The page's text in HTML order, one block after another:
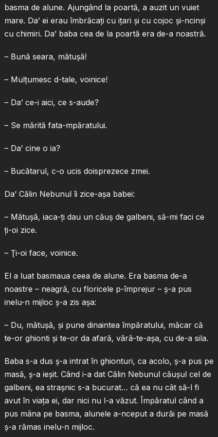
basma de alune. Ajungând la poartă, a auzit un vuiet
mare. Da’ ei erau îmbrăcaţi cu iţari şi cu cojoc şi-ncinşi
cu chimiri. Da’ baba cea de la poartă era de-a noastră.
– Bună seara, mătuşă!
– Mulţumesc d-tale, voinice!
– Da’ ce-i aici, ce s-aude?
– Se mărită fata-mpăratului.
– Da’ cine o ia?
– Bucătarul, c-o ucis doisprezece zmei.
Da’ Călin Nebunul îi zice-aşa babei:
– Mătuşă, iaca-ţi dau un căuş de galbeni, să-mi faci ce
ţi-oi zice.
– Ţi-oi face, voinice.
El a luat basmaua ceea de alune. Era basma de-a
noastre – neagră, cu floricele p-împrejur – ş-a pus
inelu-n mijloc ş-a zis aşa:
– Du, mătuşă, şi pune dinaintea împăratului, măcar că
te-or ghionti şi te-or da afară, vârâ-te-aşa, cu de-a sila.
Baba s-a dus ş-a intrat în ghionturi, ca acolo, ş-a pus pe
masă, ş-a ieşit. Când i-a dat Călin Nebunul căuşul cel de
galbeni, ea straşnic s-a bucurat… că ea nu cât să-l fi
avut în viaţa ei, dar nici nu l-a văzut. Împăratul când a
pus mâna pe basma, alunele a-nceput a durăi pe masă
ş-a rămas inelu-n mijloc.